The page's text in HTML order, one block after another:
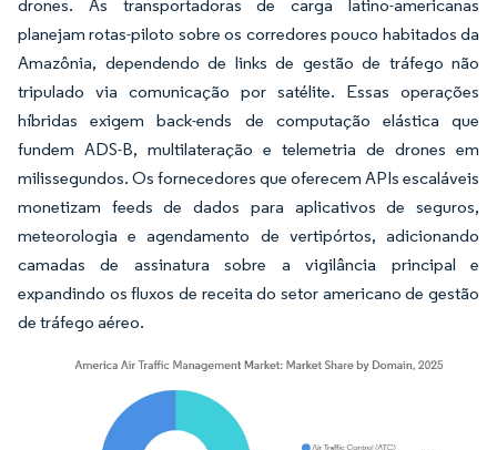
drones. As transportadoras de carga latino-americanas
planejam rotas-piloto sobre os corredores pouco habitados da
Amazônia, dependendo de links de gestão de tráfego não
tripulado via comunicação por satélite. Essas operações
híbridas exigem back-ends de computação elástica que
fundem ADS-B, multilateração e telemetria de drones em
milissegundos. Os fornecedores que oferecem APIs escaláveis
monetizam feeds de dados para aplicativos de seguros,
meteorologia e agendamento de vertipórtos, adicionando
camadas de assinatura sobre a vigilância principal e
expandindo os fluxos de receita do setor americano de gestão
de tráfego aéreo.